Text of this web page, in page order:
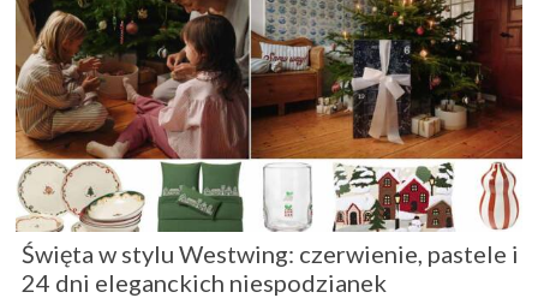
Święta w stylu Westwing: czerwienie, pastele i
24 dni eleganckich niespodzianek